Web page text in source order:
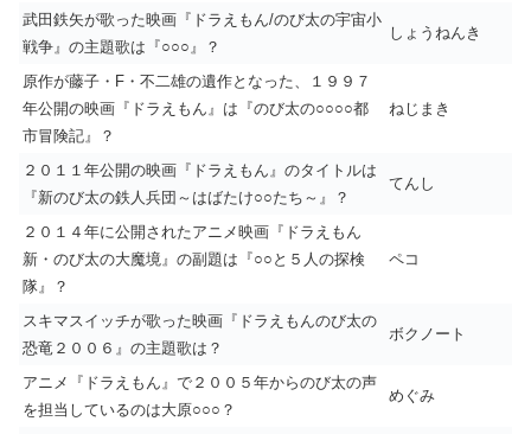
武田鉄矢が歌った映画『ドラえもん/のび太の宇宙小
戦争』の主題歌は『○○○』？
しょうねんき
原作が藤子・F・不二雄の遺作となった、１９９７
年公開の映画『ドラえもん』は『のび太の○○○○都
市冒険記』？
ねじまき
２０１１年公開の映画『ドラえもん』のタイトルは
『新のび太の鉄人兵団～はばたけ○○たち～』？
てんし
２０１４年に公開されたアニメ映画『ドラえもん
新・のび太の大魔境』の副題は『○○と５人の探検
隊』？
ペコ
スキマスイッチが歌った映画『ドラえもんのび太の
恐竜２００６』の主題歌は？
ボクノート
アニメ『ドラえもん』で２００５年からのび太の声
を担当しているのは大原○○○？
めぐみ